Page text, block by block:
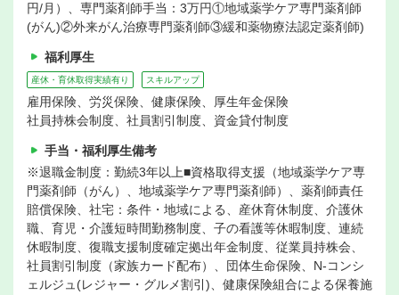
円/月）、専門薬剤師手当：3万円①地域薬学ケア専門薬剤師
(がん)②外来がん治療専門薬剤師③緩和薬物療法認定薬剤師)
福利厚生
産休・育休取得実績有り スキルアップ
雇用保険、労災保険、健康保険、厚生年金保険
社員持株会制度、社員割引制度、資金貸付制度
手当・福利厚生備考
※退職金制度：勤続3年以上■資格取得支援（地域薬学ケア専
門薬剤師（がん）、地域薬学ケア専門薬剤師）、薬剤師責任
賠償保険、社宅：条件・地域による、産休育休制度、介護休
職、育児・介護短時間勤務制度、子の看護等休暇制度、連続
休暇制度、復職支援制度確定拠出年金制度、従業員持株会、
社員割引制度（家族カード配布）、団体生命保険、N-コンシ
ェルジュ(レジャー・グルメ割引)、健康保険組合による保養施